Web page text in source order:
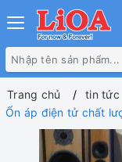
Trang chủ
tin tức
Ổn áp điện tử chất